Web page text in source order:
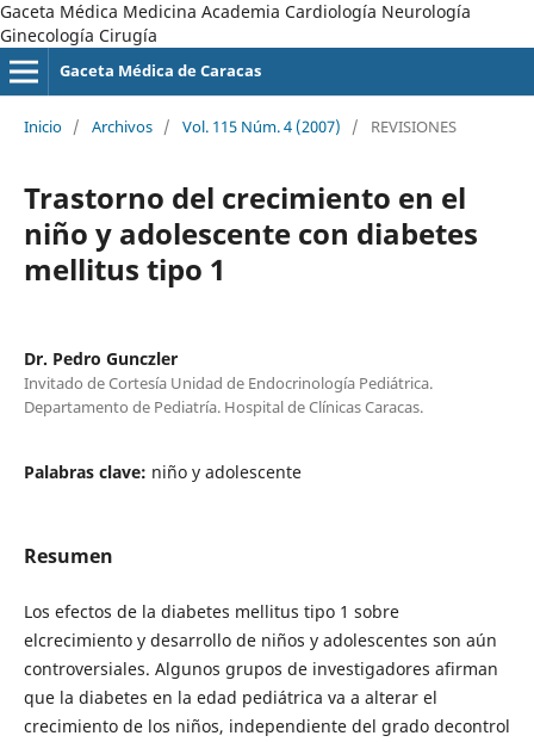
Gaceta Médica Medicina Academia Cardiología Neurología
Ginecología Cirugía
Gaceta Médica de Caracas
Inicio / Archivos / Vol. 115 Núm. 4 (2007) / REVISIONES
Trastorno del crecimiento en el
niño y adolescente con diabetes
mellitus tipo 1
Dr. Pedro Gunczler
Invitado de Cortesía Unidad de Endocrinología Pediátrica.
Departamento de Pediatría. Hospital de Clínicas Caracas.
Palabras clave: niño y adolescente
Resumen
Los efectos de la diabetes mellitus tipo 1 sobre
elcrecimiento y desarrollo de niños y adolescentes son aún
controversiales. Algunos grupos de investigadores afirman
que la diabetes en la edad pediátrica va a alterar el
crecimiento de los niños, independiente del grado decontrol